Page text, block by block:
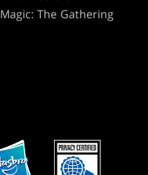
Magic: The Gathering